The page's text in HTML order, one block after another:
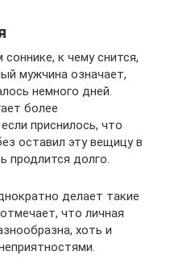
к чему снится,
мужчина означает,
немного дней.
более
приснилось, что
оставил эту вещицу в
продлится долго.
делает такие
что личная
хоть и